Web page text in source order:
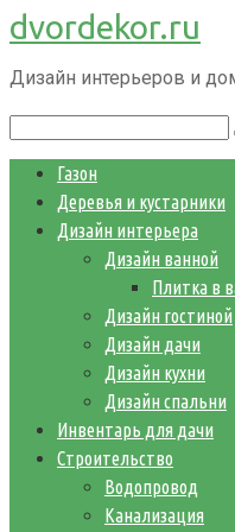
Перейти
к
контенту
dvordekor.ru
Дизайн интерьеров и
Газон
Деревья и кустарники
Дизайн интерьера
Дизайн ванной
Плитка в
Дизайн гостиной
Дизайн дачи
Дизайн кухни
Дизайн спальни
Инвентарь для дачи
Строительство
Водопровод
Канализация